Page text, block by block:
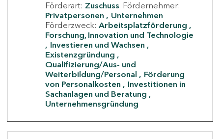
Förderart: Zuschuss Fördernehmer:
Privatpersonen
Unternehmen
Förderzweck: Arbeitsplatzförderung
Forschung, Innovation und Technologie
Investieren und Wachsen
Existenzgründung
Qualifizierung/Aus- und
Weiterbildung/Personal
Förderung
von Personalkosten
Investitionen in
Sachanlagen und Beratung
Unternehmensgründung